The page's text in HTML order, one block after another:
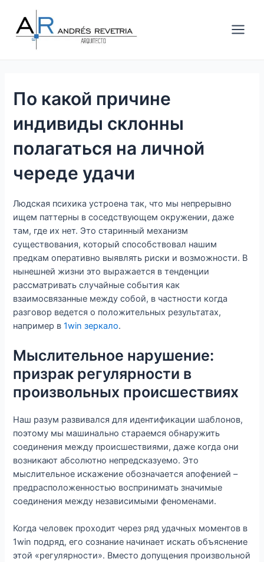
contenido
Menu
По какой причине
индивиды склонны
полагаться на личной
череде удачи
Людская психика устроена так, что мы непрерывно
ищем паттерны в соседствующем окружении, даже
там, где их нет. Это старинный механизм
существования, который способствовал нашим
предкам оперативно выявлять риски и возможности. В
нынешней жизни это выражается в тенденции
рассматривать случайные события как
взаимосвязанные между собой, в частности когда
разговор ведется о положительных результатах,
например в1win зеркало.
Мыслительное нарушение:
призрак регулярности в
произвольных происшествиях
Наш разум развивался для идентификации шаблонов,
поэтому мы машинально стараемся обнаружить
соединения между происшествиями, даже когда они
возникают абсолютно непредсказуемо. Это
мыслительное искажение обозначается апофенией –
предрасположенностью воспринимать значимые
соединения между независимыми феноменами.
Когда человек проходит через ряд удачных моментов в
1win подряд, его сознание начинает искать объяснение
этой «регулярности». Вместо допущения произвольной
de
entradas